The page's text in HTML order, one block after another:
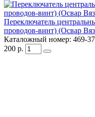
Переключатель
проводов-винт) (Освар
Каталожный номер: 469-
200 р.